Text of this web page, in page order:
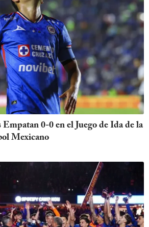
0-0 en el Juego de Ida de la
Mexicano